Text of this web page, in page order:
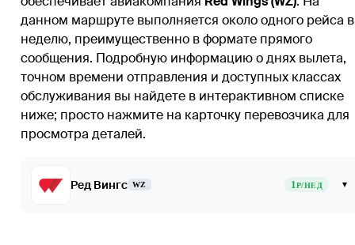
данном маршруте выполняется около одного рейса в
неделю, преимущественно в формате прямого
сообщения. Подробную информацию о днях вылета,
точном времени отправления и доступных классах
обслуживания вы найдете в интерактивном списке
ниже; просто нажмите на карточку перевозчика для
просмотра деталей.
Ред Вингс WZ 1Р/НЕД ▾